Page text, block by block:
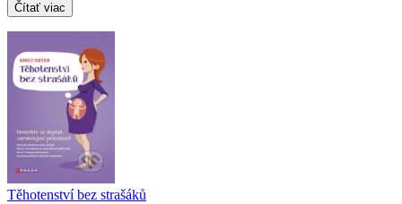
Čítať viac
Těhotenství bez strašáků